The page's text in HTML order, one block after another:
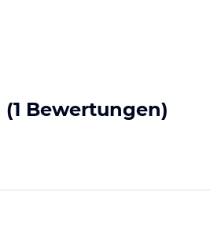
(1 Bewertungen)